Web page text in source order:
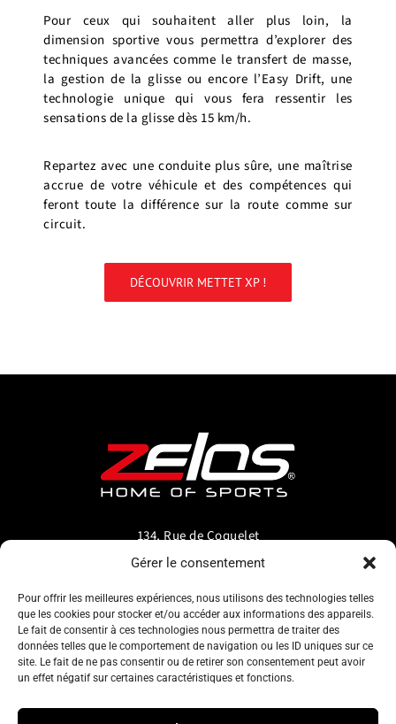
Gérer le consentement
Pour offrir les meilleures expériences, nous utilisons des technologies telles
que les cookies pour stocker et/ou accéder aux informations des appareils.
Le fait de consentir à ces technologies nous permettra de traiter des
données telles que le comportement de navigation ou les ID uniques sur ce
site. Le fait de ne pas consentir ou de retirer son consentement peut avoir
un effet négatif sur certaines caractéristiques et fonctions.
Pour ceux qui souhaitent aller plus loin, la
dimension sportive vous permettra d’explorer des
techniques avancées comme le transfert de masse,
la gestion de la glisse ou encore l’Easy Drift, une
technologie unique qui vous fera ressentir les
sensations de la glisse dès 15 km/h.
Repartez avec une conduite plus sûre, une maîtrise
accrue de votre véhicule et des compétences qui
feront toute la différence sur la route comme sur
circuit.
DÉCOUVRIR METTET XP !
134, Rue de Coquelet
5000 Bouge-Namur
info@zelos.be
Tel : +32(0) 81/20.83.97
TVA : 0695.625.206